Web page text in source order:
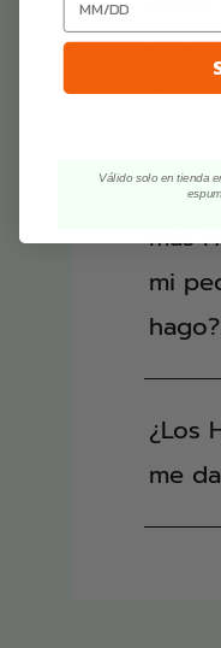
de
Me
más
mi
¿Los
me
Válido solo en tienda